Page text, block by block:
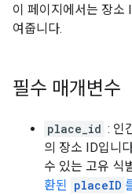
이 페이지에서는 장소
여줍니다.
필수 매개변수
place_id : 인
의 장소 ID입니
수 있는 고유 식
환된 placeID